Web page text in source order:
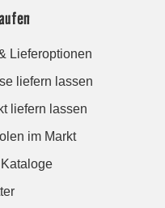
Lieferoptionen
liefern lassen
liefern lassen
im Markt